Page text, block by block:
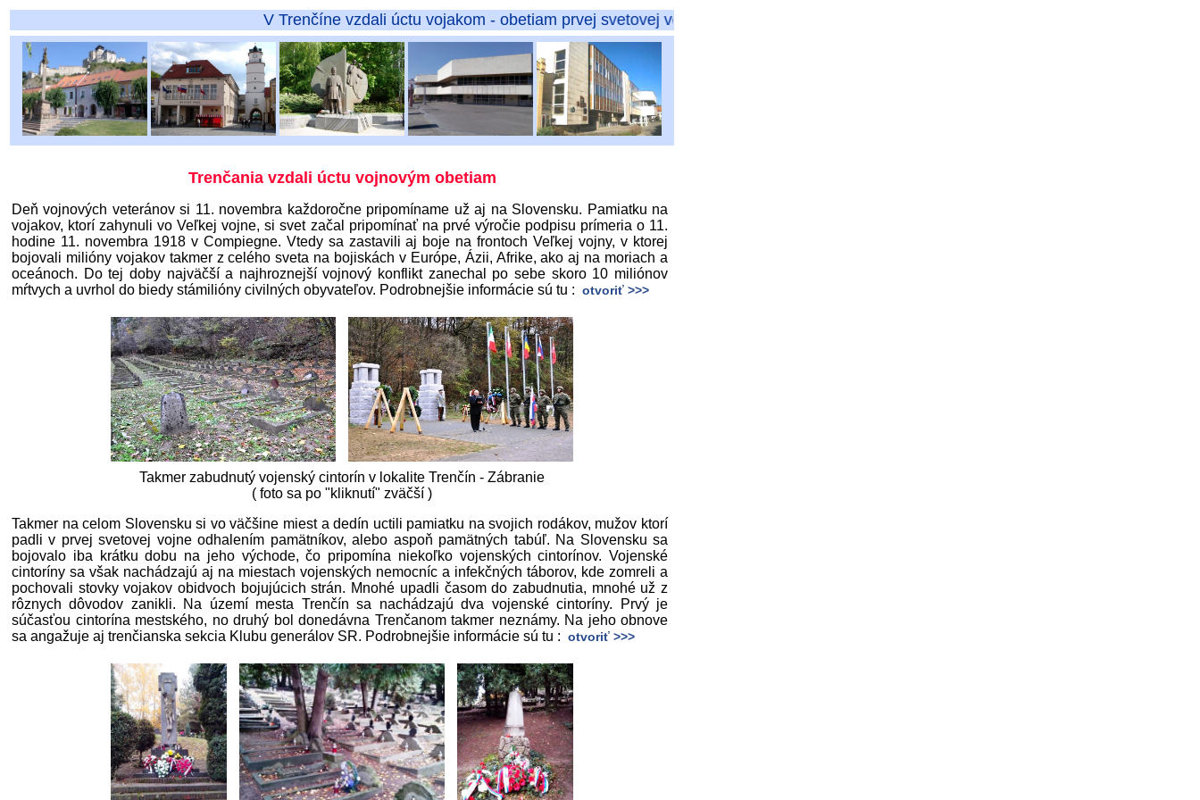
V Trenčíne vzdali úctu vojakom - obetiam prvej svetovej vojny
Trenčania vzdali úctu vojnovým obetiam
Deň vojnových veteránov si 11. novembra každoročne pripomíname už aj na Slovensku. Pamiatku na
vojakov, ktorí zahynuli vo Veľkej vojne, si svet začal pripomínať na prvé výročie podpisu prímeria o 11.
hodine 11. novembra 1918 v Compiegne. Vtedy sa zastavili aj boje na frontoch Veľkej vojny, v ktorej
bojovali milióny vojakov takmer z celého sveta na bojiskách v Európe, Ázii, Afrike, ako aj na moriach a
oceánoch. Do tej doby najväčší a najhroznejší vojnový konflikt zanechal po sebe skoro 10 miliónov
mŕtvych a uvrhol do biedy stámilióny civilných obyvateľov. Podrobnejšie informácie sú tu : otvoriť >>>
Takmer zabudnutý vojenský cintorín v lokalite Trenčín - Zábranie
( foto sa po "kliknutí" zväčší )
Takmer na celom Slovensku si vo väčšine miest a dedín uctili pamiatku na svojich rodákov, mužov ktorí
padli v prvej svetovej vojne odhalením pamätníkov, alebo aspoň pamätných tabúľ. Na Slovensku sa
bojovalo iba krátku dobu na jeho východe, čo pripomína niekoľko vojenských cintorínov. Vojenské
cintoríny sa však nachádzajú aj na miestach vojenských nemocníc a infekčných táborov, kde zomreli a
pochovali stovky vojakov obidvoch bojujúcich strán. Mnohé upadli časom do zabudnutia, mnohé už z
rôznych dôvodov zanikli. Na území mesta Trenčín sa nachádzajú dva vojenské cintoríny. Prvý je
súčasťou cintorína mestského, no druhý bol donedávna Trenčanom takmer neznámy. Na jeho obnove
sa angažuje aj trenčianska sekcia Klubu generálov SR. Podrobnejšie informácie sú tu : otvoriť >>>